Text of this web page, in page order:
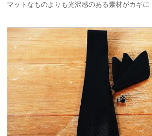
マットなものよりも光沢感のある素材がカギに